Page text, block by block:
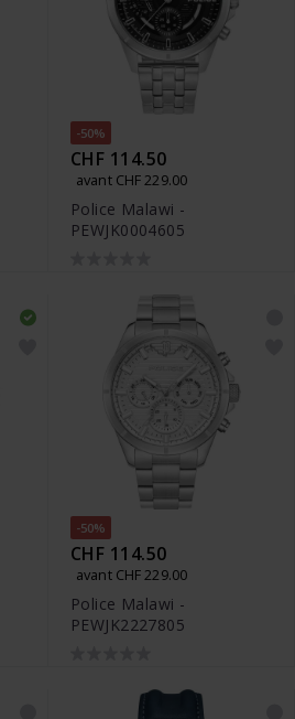
-50%
CHF 114.50
avant CHF 229.00
Police Malawi -
PEWJK0004605
-50%
CHF 114.50
avant CHF 229.00
Police Malawi -
PEWJK2227805